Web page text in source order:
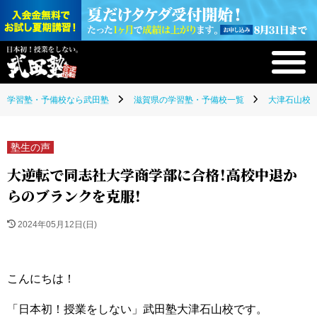
学習塾・予備校なら武田塾 滋賀県の学習塾・予備校一覧 大津石山校(
塾生の声
大逆転で同志社大学商学部に合格！高校中退か
らのブランクを克服！
2024年05月12日(日)
こんにちは！
「日本初！授業をしない」武田塾大津石山校です。